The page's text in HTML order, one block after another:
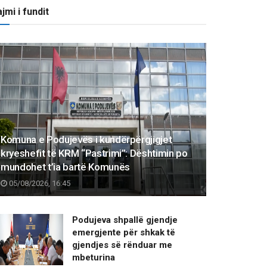
i fundit
Komuna e Podujevës i kundërpërgjigjet
kryeshefit të KRM “Pastrimi”: Dështimin po
mundohet t’ia bartë Komunës
05/08/2026, 16:45
Podujeva shpallë gjendje
emergjente për shkak të
gjendjes së rënduar me
mbeturina